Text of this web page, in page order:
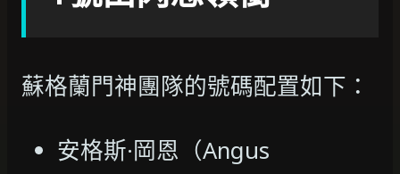
蘇格蘭門神團隊的號碼配置如下：
安格斯·岡恩（Angus